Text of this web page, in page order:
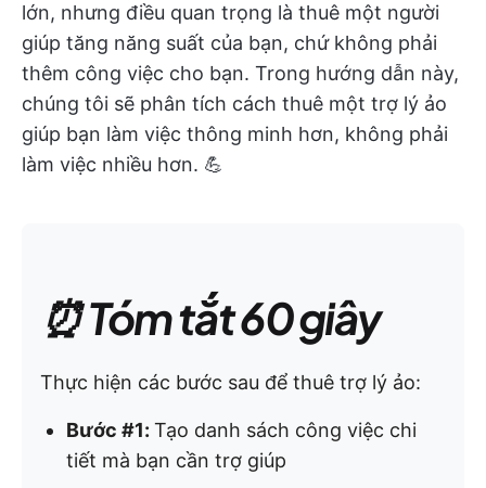
lớn, nhưng điều quan trọng là thuê một người
giúp tăng năng suất của bạn, chứ không phải
thêm công việc cho bạn. Trong hướng dẫn này,
chúng tôi sẽ phân tích cách thuê một trợ lý ảo
giúp bạn làm việc thông minh hơn, không phải
làm việc nhiều hơn. 💪
⏰ Tóm tắt 60 giây
Thực hiện các bước sau để thuê trợ lý ảo:
Bước #1: Tạo danh sách công việc chi
tiết mà bạn cần trợ giúp